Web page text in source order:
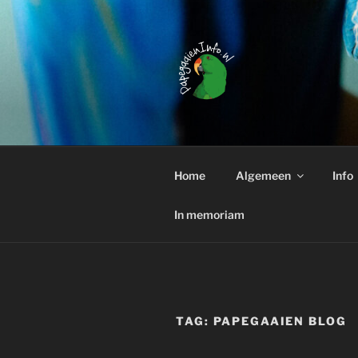
inhoud
Interessante weetjes over het
Home Algemeen Info
In memoriam
TAG: PAPEGAAIEN BLOG